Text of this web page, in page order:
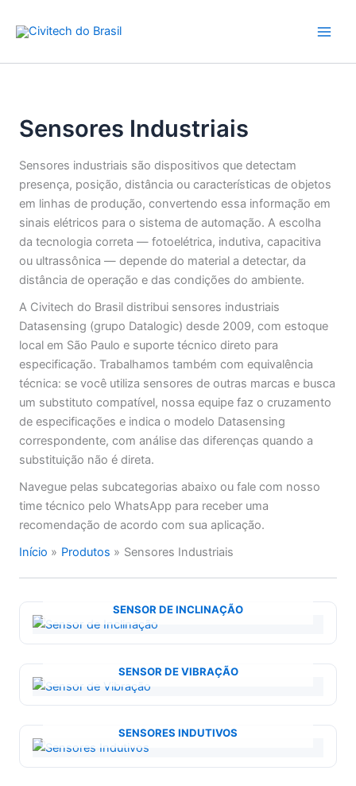
para
conteúdo
Sensores Industriais
Sensores industriais são dispositivos que detectam
presença, posição, distância ou características de objetos
em linhas de produção, convertendo essa informação em
sinais elétricos para o sistema de automação. A escolha
da tecnologia correta — fotoelétrica, indutiva, capacitiva
ou ultrassônica — depende do material a detectar, da
distância de operação e das condições do ambiente.
A Civitech do Brasil distribui sensores industriais
Datasensing (grupo Datalogic) desde 2009, com estoque
local em São Paulo e suporte técnico direto para
especificação. Trabalhamos também com equivalência
técnica: se você utiliza sensores de outras marcas e busca
um substituto compatível, nossa equipe faz o cruzamento
de especificações e indica o modelo Datasensing
correspondente, com análise das diferenças quando a
substituição não é direta.
Navegue pelas subcategorias abaixo ou fale com nosso
time técnico pelo WhatsApp para receber uma
recomendação de acordo com sua aplicação.
Início
Produtos Sensores Industriais
SENSOR DE INCLINAÇÃO
SENSOR DE VIBRAÇÃO
SENSORES INDUTIVOS